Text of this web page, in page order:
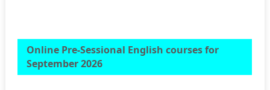
Online Pre-Sessional English courses for
September 2026